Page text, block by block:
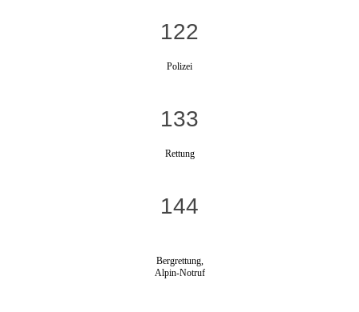
122
Polizei
133
Rettung
144
Bergrettung,
Alpin-Notruf